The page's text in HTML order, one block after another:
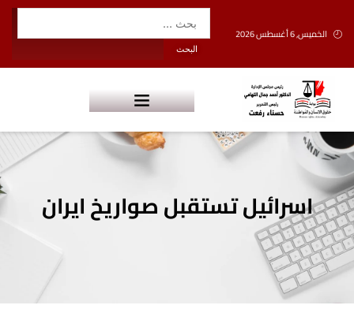
الخميس, 6 أغسطس 2026
اسرائيل تستقبل صواريخ ايران